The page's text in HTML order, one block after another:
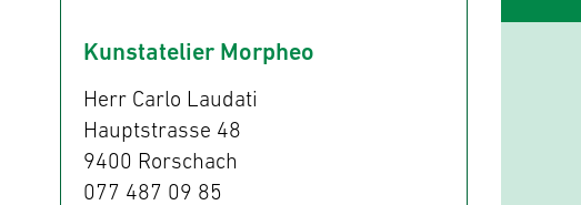
Kunstatelier Morpheo
Herr Carlo Laudati
Hauptstrasse 48
9400 Rorschach
077 487 09 85